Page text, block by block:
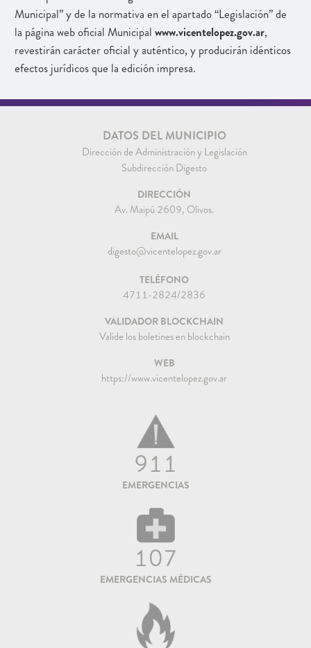
Municipal” y de la normativa en el apartado “Legislación” de
la página web oficial Municipal www.vicentelopez.gov.ar,
revestirán carácter oficial y auténtico, y producirán idénticos
efectos jurídicos que la edición impresa.
DATOS DEL MUNICIPIO
Dirección de Administración y Legislación
Subdirección Digesto
DIRECCIÓN
Av. Maipú 2609, Olivos.
EMAIL
digesto@vicentelopez.gov.ar
TELÉFONO
4711-2824/2836
VALIDADOR BLOCKCHAIN
Valide los boletines en blockchain
WEB
https://www.vicentelopez.gov.ar
911
EMERGENCIAS
107
EMERGENCIAS MÉDICAS